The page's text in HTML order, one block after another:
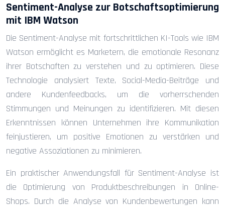
Sentiment-Analyse zur Botschaftsoptimierung
mit IBM Watson
Die Sentiment-Analyse mit fortschrittlichen KI-Tools wie IBM
Watson ermöglicht es Marketern, die emotionale Resonanz
ihrer Botschaften zu verstehen und zu optimieren. Diese
Technologie analysiert Texte, Social-Media-Beiträge und
andere Kundenfeedbacks, um die vorherrschenden
Stimmungen und Meinungen zu identifizieren. Mit diesen
Erkenntnissen können Unternehmen ihre Kommunikation
feinjustieren, um positive Emotionen zu verstärken und
negative Assoziationen zu minimieren.
Ein praktischer Anwendungsfall für Sentiment-Analyse ist
die Optimierung von Produktbeschreibungen in Online-
Shops. Durch die Analyse von Kundenbewertungen kann